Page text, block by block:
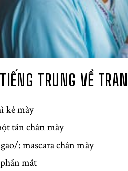
TRUNG VỀ
kẻ mày
tán chân mày
: mascara chân mày
mắt